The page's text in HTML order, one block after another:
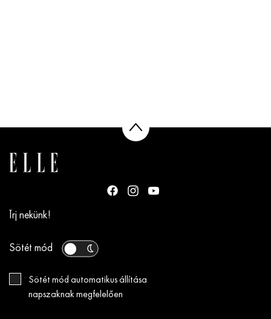
Írj nekünk!
Sötét mód
Sötét mód automatikus állítása
napszaknak megfelelően